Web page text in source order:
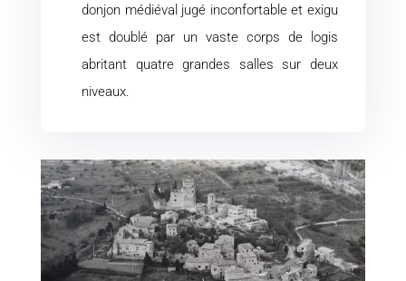
donjon médiéval jugé inconfortable et exigu
est doublé par un vaste corps de logis
abritant quatre grandes salles sur deux
niveaux.